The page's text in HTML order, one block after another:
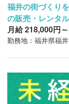
福井の街づくり
の販売・レンタル
月給 218,000円
勤務地：福井県福